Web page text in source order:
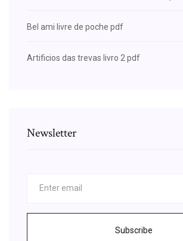
Bel ami livre de poche pdf
Artificios das trevas livro 2 pdf
Newsletter
Subscribe